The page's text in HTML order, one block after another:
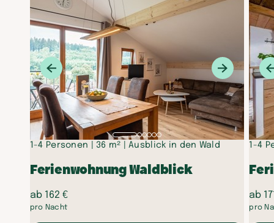
1-4 Personen 36 m² Ausblick in den Wald
Ferienwohnung Waldblick
ab 162 €
pro Nacht
1-4
ab
pro